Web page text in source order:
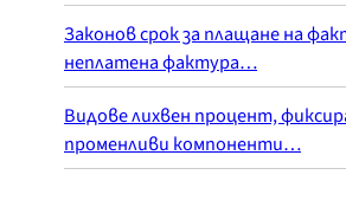
Законов срок за плащане на
неплатена фактура…
Видове лихвен процент,
променливи компоненти…